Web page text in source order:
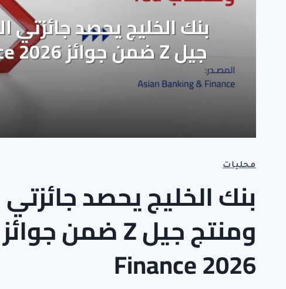
محليات
بنك الخليج يحصد جائزتي
Finance 2026